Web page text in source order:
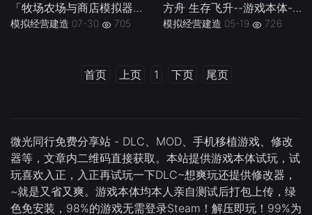
「牧场农场与商店模拟器」--游戏本体+修改器-绿色免安装-解压即玩~
模拟经营建造 07-30 705
方舟 生存飞升--游戏本体-绿色免安装-解压即玩~
模拟经营建造 05-19 726
首页 上页 1 下页 尾页
微光同行免费分享站 - DLC、MOD、手机移植游戏、修改
器等，文章内二维码直接获取。本站提供游戏本体试玩，试
玩喜欢入正，入正再试玩一下DLC~想爽玩还提供修改器，
~就是又省又爽。游戏本体均本人亲自测试后打包上传，绿
色免安装，98%的游戏无需登录Steam！解压即玩！99%为